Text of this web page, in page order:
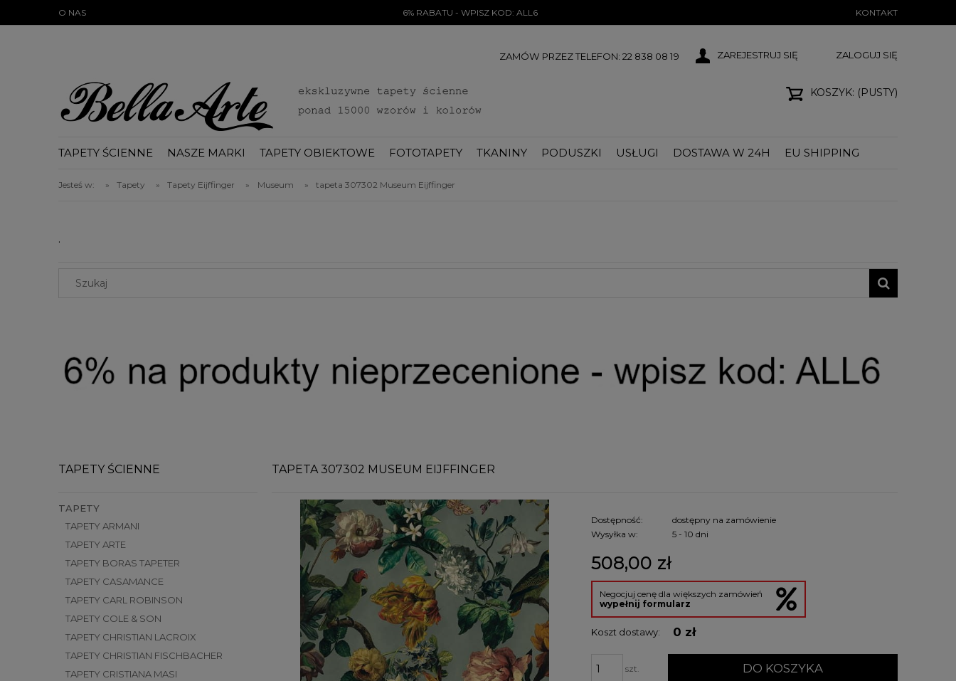
O NAS 6% RABATU - WPISZ KOD: ALL6 KONTAKT
ZAMÓW PRZEZ TELEFON: 22 838 08 19 ZAREJESTRUJ SIĘ ZALOGUJ SIĘ
KOSZYK: (PUSTY)
TAPETY ŚCIENNE NASZE MARKI TAPETY OBIEKTOWE FOTOTAPETY TKANINY PODUSZKI USŁUGI DOSTAWA W 24H EU SHIPPING
BLOG
Jesteś w: » Tapety » Tapety Eijffinger » Museum » tapeta 307302 Museum Eijffinger
.
TAPETY ŚCIENNE
TAPETY
TAPETY ARMANI
TAPETY ARTE
TAPETY BORAS TAPETER
TAPETY CASAMANCE
TAPETY CARL ROBINSON
TAPETY COLE & SON
TAPETY CHRISTIAN LACROIX
TAPETY CHRISTIAN FISCHBACHER
TAPETY CRISTIANA MASI
TAPETA 307302 MUSEUM EIJFFINGER
Dostępność:
dostępny na zamówienie
Wysyłka w:
5 - 10 dni
508,00 zł
Negocjuj cenę dla większych zamówień
wypełnij formularz
Koszt dostawy: 0 zł
szt. DO KOSZYKA